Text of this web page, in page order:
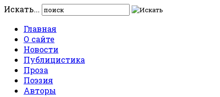
Искать...
Главная
О сайте
Новости
Публицистика
Проза
Поэзия
Авторы